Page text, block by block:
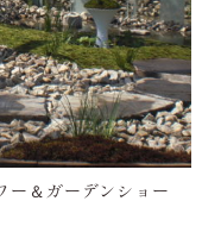
ー＆ガーデンショー